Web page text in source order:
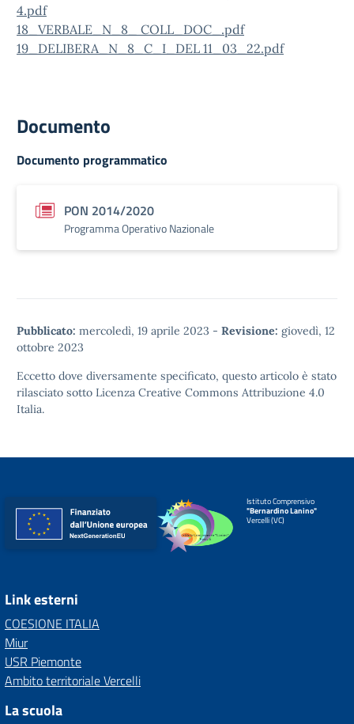
4.pdf
18_VERBALE_N_8_ COLL_DOC_.pdf
19_DELIBERA_N_8_C_I_DEL 11_03_22.pdf
Documento
Documento programmatico
PON 2014/2020
Programma Operativo Nazionale
Pubblicato: mercoledì, 19 aprile 2023 - Revisione: giovedì, 12
ottobre 2023
Eccetto dove diversamente specificato, questo articolo è stato
rilasciato sotto Licenza Creative Commons Attribuzione 4.0
Italia.
Istituto Comprensivo
"Bernardino Lanino"
Vercelli (VC)
Link esterni
COESIONE ITALIA
Miur
USR Piemonte
Ambito territoriale Vercelli
La scuola